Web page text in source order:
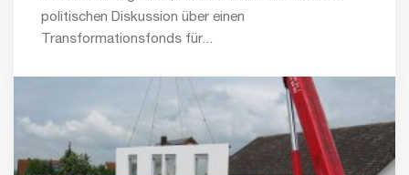
politischen Diskussion über einen
Transformationsfonds für...